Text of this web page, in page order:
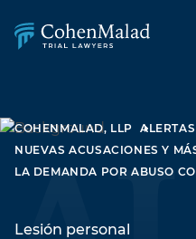
COHENMALAD, LLP ALERTAS
NUEVAS ACUSACIONES Y
LA DEMANDA POR ABUSO
Lesión personal